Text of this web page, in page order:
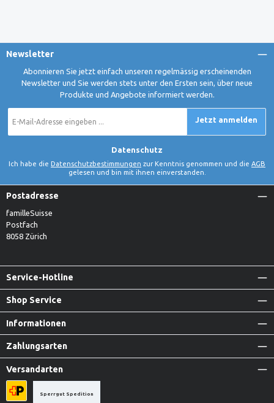
Newsletter
Abonnieren Sie jetzt einfach unseren regelmässig erscheinenden
Newsletter und Sie werden stets unter den Ersten sein, über neue
Produkte und Angebote informiert werden.
Mail-
Jetzt anmelden
Datenschutz
Ich habe die Datenschutzbestimmungen zur Kenntnis genommen und die AGB
gelesen und bin mit ihnen einverstanden.
Postadresse
familleSuisse
Postfach
8058 Zürich
Service-Hotline
Shop Service
Informationen
Zahlungsarten
Versandarten
Sperrgut Spedition